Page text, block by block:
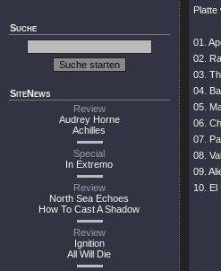
Suche
SiteNews
Review
Audrey Horne
Achilles
Special
In Extremo
Review
North Sea Echoes
How To Cast A Shadow
Review
Ignition
All Will Die
Platte
01.
02.
03.
04.
05.
06.
07.
08.
09.
10. El